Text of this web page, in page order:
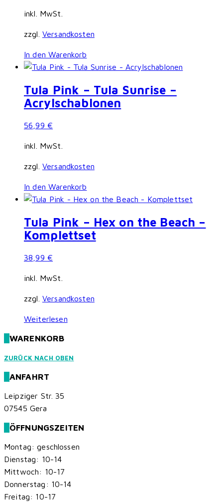
inkl. MwSt.
zzgl. Versandkosten
In den Warenkorb
Tula Pink – Tula Sunrise –
Acrylschablonen
56,99 €
inkl. MwSt.
zzgl. Versandkosten
In den Warenkorb
Tula Pink – Hex on the Beach –
Komplettset
38,99 €
inkl. MwSt.
zzgl. Versandkosten
Weiterlesen
WARENKORB
ZURÜCK NACH OBEN
ANFAHRT
Leipziger Str. 35
07545 Gera
ÖFFNUNGSZEITEN
Montag: geschlossen
Dienstag: 10-14
Mittwoch: 10-17
Donnerstag: 10-14
Freitag: 10-17